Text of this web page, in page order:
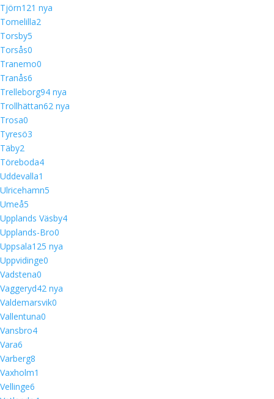
Tjörn121 nya
Tomelilla2
Torsby5
Torsås0
Tranemo0
Tranås6
Trelleborg94 nya
Trollhättan62 nya
Trosa0
Tyresö3
Täby2
Töreboda4
Uddevalla1
Ulricehamn5
Umeå5
Upplands Väsby4
Upplands-Bro0
Uppsala125 nya
Uppvidinge0
Vadstena0
Vaggeryd42 nya
Valdemarsvik0
Vallentuna0
Vansbro4
Vara6
Varberg8
Vaxholm1
Vellinge6